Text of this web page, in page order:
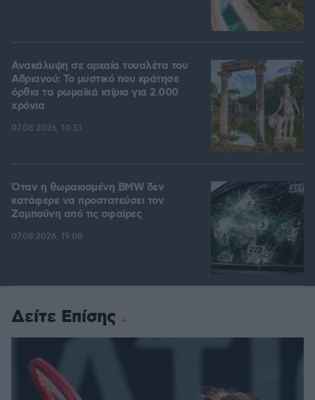
Ανακάλυψη σε αρχαία τουαλέτα του
Αδριανού: Το μυστικό που κράτησε
όρθια τα ρωμαϊκά κτίρια για 2.000
χρόνια
07.08.2026, 10:33
Όταν η θωρακισμένη BMW δεν
κατάφερε να προστατεύσει τον
Ζαμπούνη από τις σφαίρες
07.08.2026, 19:08
Δείτε Επίσης